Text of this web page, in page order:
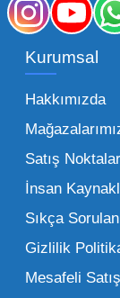
bayinin
oyuncak
oyuncak
aynı
de
Kurumsal
Hakkımızda
Satış
İnsan
Sıkça
Gizlilik
Mesafeli